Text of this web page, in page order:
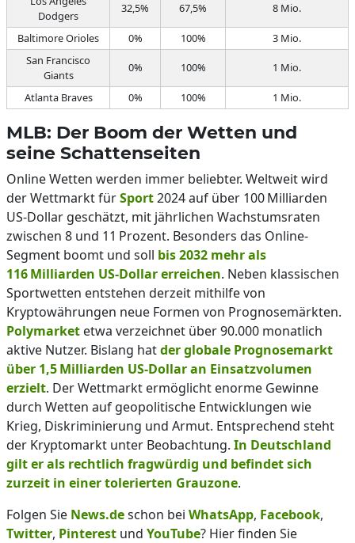
Dodgers
32,5% 67,5% 8 Mio.
Baltimore Orioles 0% 100%
3 Mio.
San Francisco
Giants
0% 100% 1 Mio.
Atlanta Braves 0% 100% 1 Mio.
MLB: Der Boom der Wetten und
seine Schattenseiten
Online Wetten werden immer beliebter. Weltweit wird
der Wettmarkt fürSport2024 auf über 100 Milliarden
US-Dollar geschätzt, mit jährlichen Wachstumsraten
zwischen 8 und 11 Prozent. Besonders das Online-
Segment boomt und soll bis 2032 mehr als
116 Milliarden US-Dollar erreichen. Neben klassischen
Sportwetten entstehen derzeit mithilfe von
Kryptowährungen neue Formen von Prognosemärkten.
Polymarket etwa verzeichnet über 90.000 monatlich
aktive Nutzer. Bislang hatder globale Prognosemarkt
über 1,5 Milliarden US-Dollar an Einsatzvolumen
erzielt. Der Wettmarkt ermöglicht enorme Gewinne
durch Wetten auf geopolitische Entwicklungen wie
Krieg, Diskriminierung und Armut. Entsprechend steht
der Kryptomarkt unter Beobachtung. In Deutschland
gilt er als rechtlich fragwürdig und befindet sich
zurzeit in einer tolerierten Grauzone.
Folgen Sie News.deschon bei WhatsApp, Facebook,
Twitter, Pinterest und YouTube? Hier finden Sie